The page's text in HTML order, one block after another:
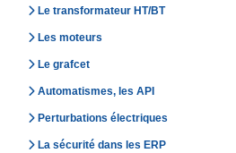
Le transformateur HT/BT
Les moteurs
Le grafcet
Automatismes, les API
Perturbations électriques
La sécurité dans les ERP